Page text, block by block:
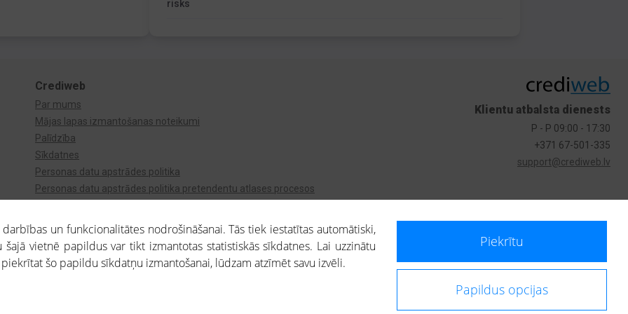
risks
Crediweb
Par mums
Mājas lapas izmantošanas noteikumi
Palīdzība
Sīkdatnes
Personas datu apstrādes politika
Personas datu apstrādes politika pretendentu atlases procesos
Klientu atbalsta dienests
P - P 09:00 - 17:30
+371 67-501-335
support@crediweb.lv
ietvaros saņemtajai informācijai ir uzziņas raksturs, un tai nav juridiska spēka. Portāla lietotājs, izmantojot portālā saņemto informāciju, ir atbildīgs par fizisko
un funkcionalitātes nodrošināšanai. Tās tiek iestatītas automātiski,
vietnē papildus var tikt izmantotas statistiskās sīkdatnes. Lai uzzinātu
piekrītat šo papildu sīkdatņu izmantošanai, lūdzam atzīmēt savu izvēli.
Piekrītu
Papildus opcijas